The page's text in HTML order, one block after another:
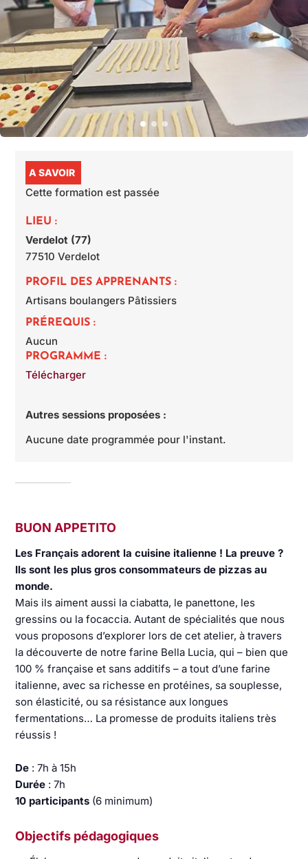
A SAVOIR
Cette formation est passée
LIEU :
Verdelot (77)
77510 Verdelot
PROFIL DES APPRENANTS :
Artisans boulangers Pâtissiers
PRÉREQUIS :
Aucun
PROGRAMME :
Télécharger
Autres sessions proposées :
Aucune date programmée pour l'instant.
BUON APPETITO
Les Français adorent la cuisine italienne ! La preuve ?
Ils sont les plus gros consommateurs de pizzas au
monde.
Mais ils aiment aussi la ciabatta, le panettone, les
gressins ou la focaccia. Autant de spécialités que nous
vous proposons d’explorer lors de cet atelier, à travers
la découverte de notre farine Bella Lucia, qui – bien que
100 % française et sans additifs – a tout d’une farine
italienne, avec sa richesse en protéines, sa souplesse,
son élasticité, ou sa résistance aux longues
fermentations… La promesse de produits italiens très
réussis !
De : 7h à 15h
Durée : 7h
10 participants (6 minimum)
Objectifs pédagogiques